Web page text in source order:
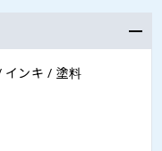
インキ / 塗料